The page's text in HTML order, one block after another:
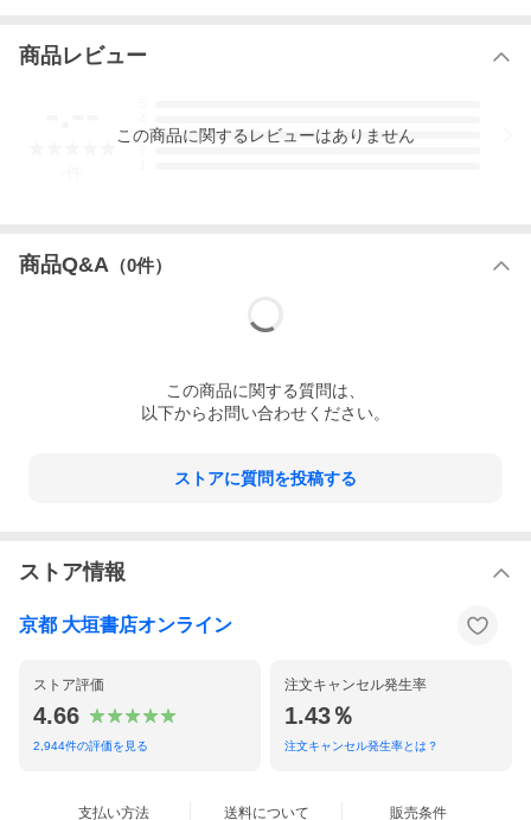
商品レビュー
3
この商品に関するレビューはありません
商品Q&A （0件）
この商品に関する質問は、
以下からお問い合わせください。
ストアに質問を投稿する
ストア情報
京都 大垣書店オンライン
ストア評価
4.66
2,944件の評価を見る
注文キャンセル発生率
1.43％
注文キャンセル発生率とは？
支払い方法 送料について 販売条件